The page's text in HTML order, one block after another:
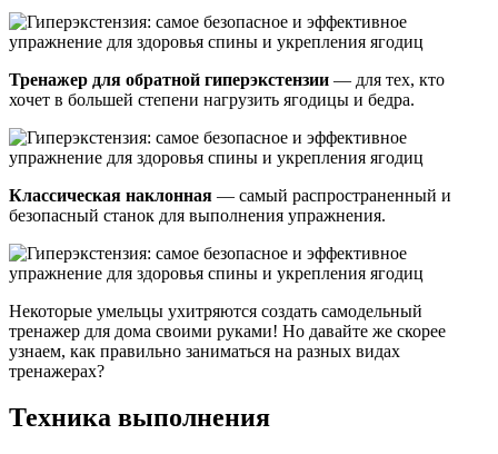
Тренажер для обратной гиперэкстензии — для тех, кто
хочет в большей степени нагрузить ягодицы и бедра.
Классическая наклонная — самый распространенный и
безопасный станок для выполнения упражнения.
Некоторые умельцы ухитряются создать самодельный
тренажер для дома своими руками! Но давайте же скорее
узнаем, как правильно заниматься на разных видах
тренажерах?
Техника выполнения